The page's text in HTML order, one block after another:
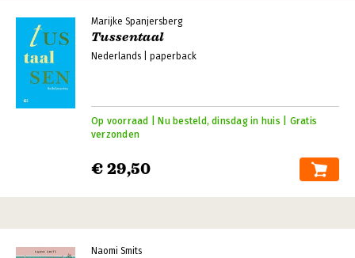
Marijke Spanjersberg
Tussentaal
Nederlands | paperback
Op voorraad | Nu besteld, dinsdag in huis | Gratis
verzonden
€ 29,50
Naomi Smits